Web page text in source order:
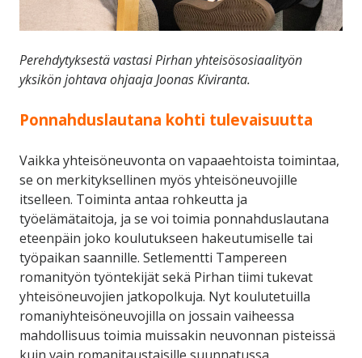
Perehdytyksestä vastasi Pirhan yhteisösosiaalityön
yksikön johtava ohjaaja Joonas Kiviranta.
Ponnahduslautana kohti tulevaisuutta
Vaikka yhteisöneuvonta on vapaaehtoista toimintaa,
se on merkityksellinen myös yhteisöneuvojille
itselleen. Toiminta antaa rohkeutta ja
työelämätaitoja, ja se voi toimia ponnahduslautana
eteenpäin joko koulutukseen hakeutumiselle tai
työpaikan saannille. Setlementti Tampereen
romanityön työntekijät sekä Pirhan tiimi tukevat
yhteisöneuvojien jatkopolkuja. Nyt koulutetuilla
romaniyhteisöneuvojilla on jossain vaiheessa
mahdollisuus toimia muissakin neuvonnan pisteissä